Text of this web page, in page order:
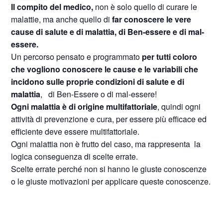
Il compito del medico, non è solo quello di curare le
malattie, ma anche quello difar conoscere le vere
cause di salute e di malattia, di Ben-essere e di mal-
essere.
Un percorso pensato e programmato per tutti coloro
che vogliono conoscere le cause e le variabili che
incidono sulle proprie condizioni di salute e di
malattia, di Ben-Essere o di mal-essere!
Ogni malattia è di origine multifattoriale, quindi ogni
attività di prevenzione e cura, per essere più efficace ed
efficiente deve essere multifattoriale.
Ogni malattia non è frutto del caso, ma rappresenta la
logica conseguenza di scelte errate.
Scelte errate perché non si hanno le giuste conoscenze
o le giuste motivazioni per applicare queste conoscenze.